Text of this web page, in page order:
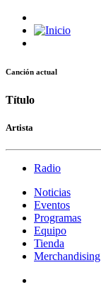
Canción actual
Título
Artista
Radio
Noticias
Eventos
Programas
Equipo
Tienda
Merchandising